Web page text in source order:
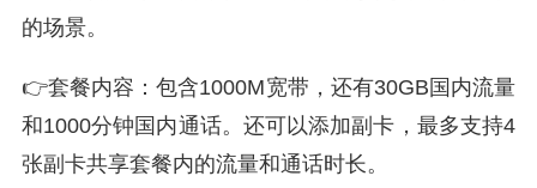
的场景。
👉套餐内容：包含1000M宽带，还有30GB国内流量
和1000分钟国内通话。还可以添加副卡，最多支持4
张副卡共享套餐内的流量和通话时长。